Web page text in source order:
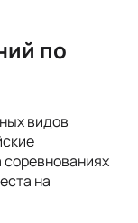
по
видов
на